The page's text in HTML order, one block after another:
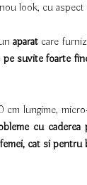
look, cu
aparatcare
pe suvite foarte
cm lungime,
cu caderea
cat si pentru